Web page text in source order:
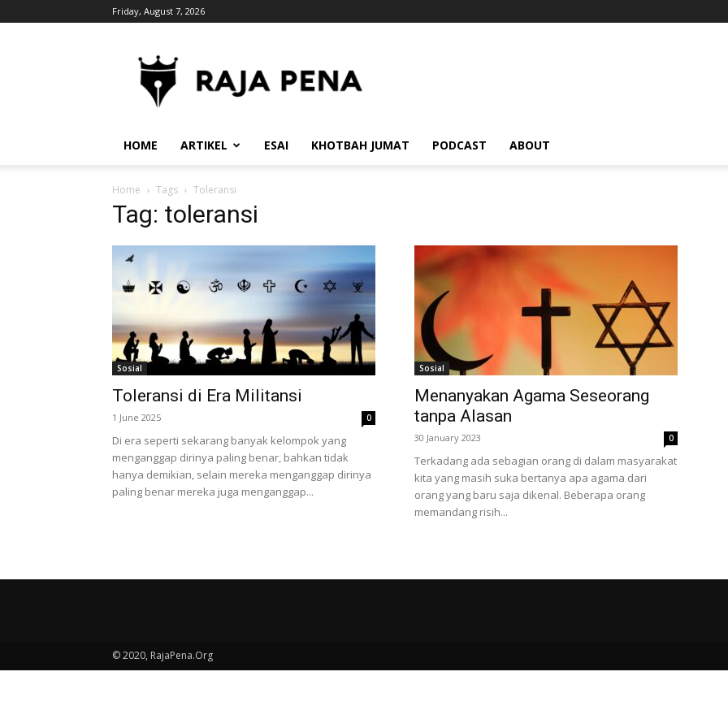
Friday, August 7, 2026
HOME ARTIKEL ESAI KHOTBAH JUMAT PODCAST ABOUT
Home Tags Toleransi
Tag: toleransi
Sosial
Toleransi di Era Militansi
1 June 2025 0
Di era seperti sekarang banyak kelompok yang
menganggap dirinya paling benar, bahkan tidak
hanya demikian, selain mereka menganggap dirinya
paling benar mereka juga menganggap...
Sosial
Menanyakan Agama Seseorang
tanpa Alasan
30 January 2023 0
Terkadang ada sebagian orang di dalam masyarakat
kita yang masih suka bertanya apa agama dari
orang yang baru saja dikenal. Beberapa orang
memandang risih...
© 2020, RajaPena.Org